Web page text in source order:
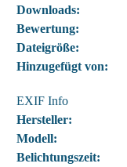
Downloads:
Bewertung:
Dateigröße:
Hinzugefügt von:
EXIF Info
Hersteller:
Modell:
Belichtungszeit: